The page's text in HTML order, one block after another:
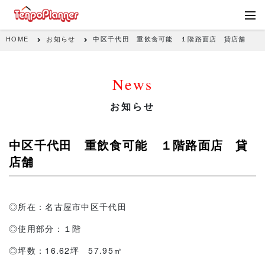
HOME お知らせ 中区千代田 重飲食可能 １階路面店 貸店舗
News
お知らせ
中区千代田 重飲食可能 １階路面店 貸
店舗
◎所在：名古屋市中区千代田
◎使用部分：１階
◎坪数：16.62坪 57.95㎡